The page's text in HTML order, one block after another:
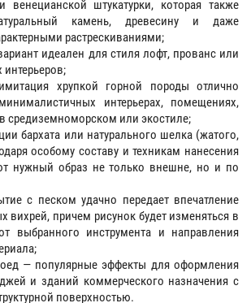
штукатурки, которая также
камень, древесину и даже
растрескиваниями;
идеален для стиля лофт, прованс или
хрупкой горной породы отлично
интерьерах, помещениях,
средиземноморском или экостиле;
бархата или натурального шелка (жатого,
особому составу и техникам нанесения
нужный образ не только внешне, но и по
с песком удачно передает впечатление
вихрей, причем рисунок будет изменяться в
выбранного инструмента и направления
— популярные эффекты для оформления
и зданий коммерческого назначения с
поверхностью.